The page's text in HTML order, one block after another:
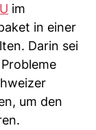
im
in einer
Darin sei
um den